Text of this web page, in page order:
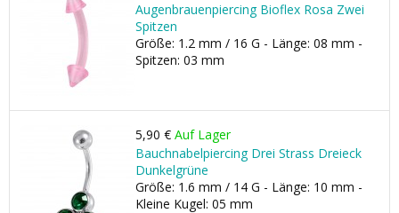
Augenbrauenpiercing Bioflex Rosa Zwei
Spitzen
Größe: 1.2 mm / 16 G - Länge: 08 mm -
Spitzen: 03 mm
5,90 € Auf Lager
Bauchnabelpiercing Drei Strass Dreieck
Dunkelgrüne
Größe: 1.6 mm / 14 G - Länge: 10 mm -
Kleine Kugel: 05 mm